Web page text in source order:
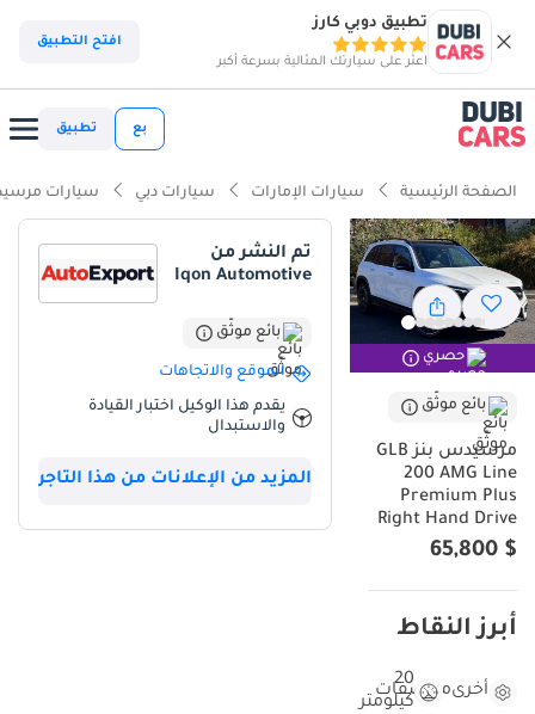
تطبيق دوبي كارز
اعثر على سيارتك المثالية بسرعة أكبر
افتح التطبيق
بع تطبيق
الصفحة الرئيسية سيارات الإمارات سيارات دبي سيارات
حصري
بائع موثّق
مرسيدس بنز GLB
200 AMG Line
Premium Plus
Right Hand Drive
$ 65,800
أبرز النقاط
أخرىمواصفات
20
كيلومتر
تم النشر من
Iqon Automotive
بائع موثّق
الموقع والاتجاهات
يقدم هذا الوكيل اختبار القيادة
والاستبدال
المزيد من الإعلانات من هذا التاجر